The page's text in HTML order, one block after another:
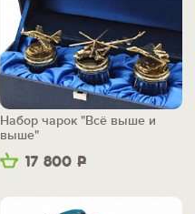
17 800 Р
Набор чарок "Всё выше и
выше"